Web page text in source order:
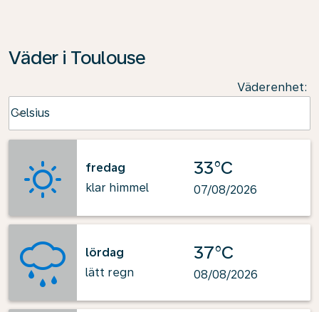
Väder i Toulouse
Väderenhet:
Celsius
keyboard_arrow_down
fredag
klar himmel
33°C
07/08/2026
lördag
lätt regn
37°C
08/08/2026